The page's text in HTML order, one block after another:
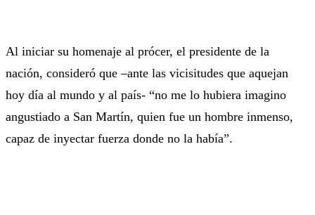
Al iniciar su homenaje al prócer, el presidente de la
nación, consideró que –ante las vicisitudes que aquejan
hoy día al mundo y al país- “no me lo hubiera imagino
angustiado a San Martín, quien fue un hombre inmenso,
capaz de inyectar fuerza donde no la había”.